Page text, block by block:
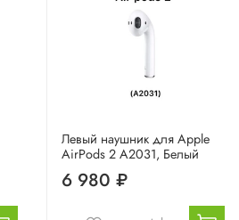
Левый наушник для Apple
AirPods 2 A2031, Белый
6 980 ₽